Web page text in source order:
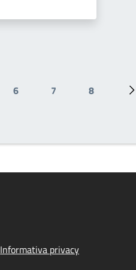
Pagina
6
Pagina
7
Pagina
8
Informativa privacy